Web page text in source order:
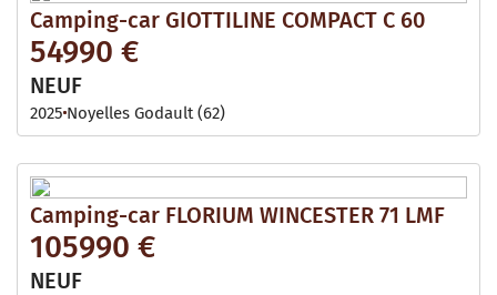
Camping-car GIOTTILINE COMPACT C 60
54990 €
NEUF
2025 Noyelles Godault (62)
Camping-car FLORIUM WINCESTER 71 LMF
105990 €
NEUF